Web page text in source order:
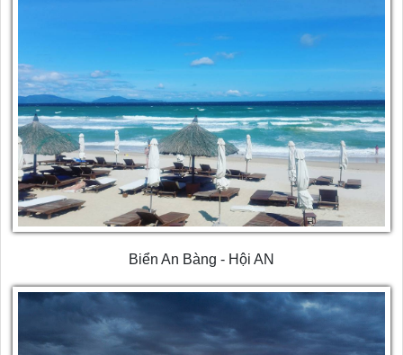
Biển An Bàng - Hội AN